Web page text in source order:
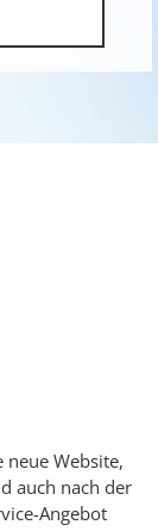
neue Website,
auch nach der
Angebot